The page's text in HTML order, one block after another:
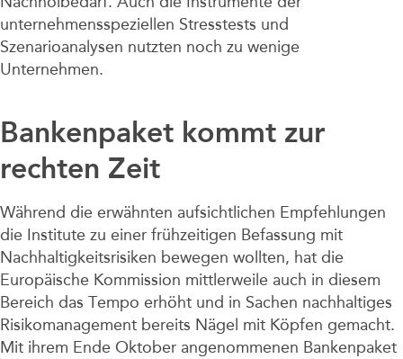
unternehmensspeziellen Stresstests und
Szenarioanalysen nutzten noch zu wenige
Unternehmen.
Bankenpaket kommt zur
rechten Zeit
Während die erwähnten aufsichtlichen Empfehlungen
die Institute zu einer frühzeitigen Befassung mit
Nachhaltigkeitsrisiken bewegen wollten, hat die
Europäische Kommission mittlerweile auch in diesem
Bereich das Tempo erhöht und in Sachen nachhaltiges
Risikomanagement bereits Nägel mit Köpfen gemacht.
Mit ihrem Ende Oktober angenommenen Bankenpaket